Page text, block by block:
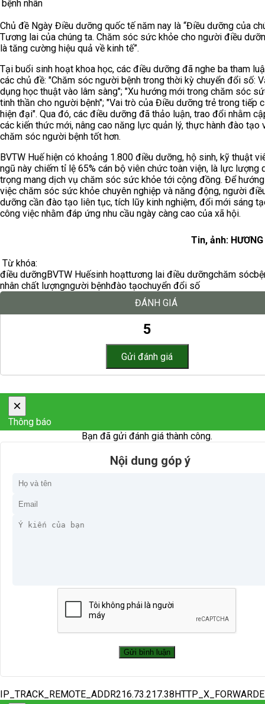
bệnh nhân
Chủ đề Ngày Điều dưỡng quốc tế năm nay là “Điều dưỡng của
Tương lai của chúng ta. Chăm sóc sức khỏe cho người điều
là tăng cường hiệu quả về kinh tế”.
Tại buổi sinh hoạt khoa học, các điều dưỡng đã nghe ba tham
các chủ đề: "Chăm sóc người bệnh trong thời kỳ chuyển đổi số:
dụng học thuật vào lâm sàng"; "Xu hướng mới trong chăm sóc
tinh thần cho người bệnh"; "Vai trò của Điều dưỡng trẻ trong tiếp
hiện đại". Qua đó, các điều dưỡng đã thảo luận, trao đổi nhằm
các kiến thức mới, nâng cao năng lực quản lý, thực hành đào tạo
chăm sóc người bệnh tốt hơn.
BVTW Huế hiện có khoảng 1.800 điều dưỡng, hộ sinh, kỹ thuật
ngũ này chiếm tỉ lệ 65% cán bộ viên chức toàn viện, là lực lượng
trọng mang dịch vụ chăm sóc sức khỏe tới cộng đồng. Để
việc chăm sóc sức khỏe chuyên nghiệp và năng động, người
dưỡng cần đào tạo liên tục, tích lũy kinh nghiệm, đổi mới sáng
công việc nhằm đáp ứng nhu cầu ngày càng cao của xã hội.
Tin, ảnh: HƯƠNG
Từ khóa:
điều dưỡngBVTW Huếsinh hoạttương lai điều dưỡngchăm sóc
nhân chất lượngngười bệnhđào tạochuyển đổi số
ĐÁNH GIÁ
5
×
Thông báo
Bạn đã gửi đánh giá thành công.
Nội dung góp ý